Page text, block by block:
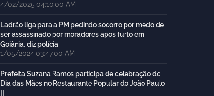
4/02/2025 04:10:00 AM
Ladrão liga para a PM pedindo socorro por medo de
ser assassinado por moradores após furto em
Goiânia, diz polícia
1/05/2024 03:47:00 AM
Prefeita Suzana Ramos participa de celebração do
Dia das Mães no Restaurante Popular do João Paulo